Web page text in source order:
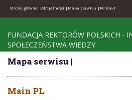
Strona główna |Aktualności | Mapa serwisu | Kontakt
FUNDACJA REKTORÓW POLSKICH -
SPOŁECZEŃSTWA WIEDZY
Mapa serwisu |
Main PL